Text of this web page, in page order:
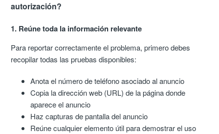
autorización?
1. Reúne toda la información relevante
Para reportar correctamente el problema, primero debes
recopilar todas las pruebas disponibles:
Anota el número de teléfono asociado al anuncio
Copia la dirección web (URL) de la página donde
aparece el anuncio
Haz capturas de pantalla del anuncio
Reúne cualquier elemento útil para demostrar el uso